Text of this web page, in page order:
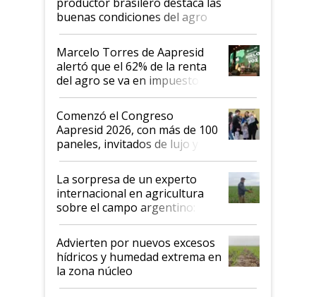
buenas condiciones del agro
argentino para invertir: "Los veo
más motivados"
Marcelo Torres de Aapresid
alertó que el 62% de la renta
del agro se va en impuestos:
"No es bueno que en
Argentina se sigan discutiendo
las mismas cosas de hace 50
años"
Comenzó el Congreso
Aapresid 2026, con más de 100
paneles, invitados de lujo y
todas las tendencias
La sorpresa de un experto
internacional en agricultura
sobre el campo argentino:
"Estoy muy impresionado"
Advierten por nuevos excesos
hídricos y humedad extrema en
la zona núcleo